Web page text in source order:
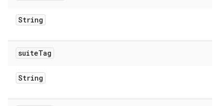
String
suiteTag
String